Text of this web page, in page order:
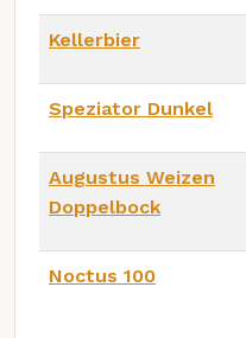
Kellerbier
Speziator Dunkel
Augustus Weizen
Doppelbock
Noctus 100